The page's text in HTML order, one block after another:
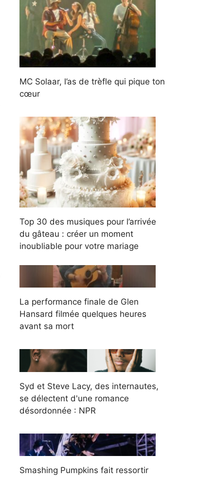
MC Solaar, l’as de trèfle qui pique ton
cœur
Top 30 des musiques pour l’arrivée
du gâteau : créer un moment
inoubliable pour votre mariage
La performance finale de Glen
Hansard filmée quelques heures
avant sa mort
Syd et Steve Lacy, des internautes,
se délectent d'une romance
désordonnée : NPR
Smashing Pumpkins fait ressortir